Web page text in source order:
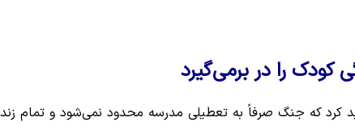
را در برمی‌گیرد
کرد که جنگ صرفاً به تعطیلی مدرسه محدود نمی‌شود و تمام